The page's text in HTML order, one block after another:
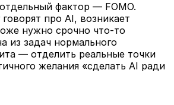
фактор — FOMO.
про AI, возникает
нужно срочно что-то
из задач нормального
— отделить реальные точки
желания «сделать AI ради